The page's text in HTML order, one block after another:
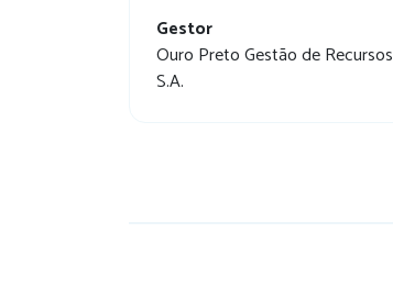
Gestor
Ouro Preto Gestão de Recursos
S.A.